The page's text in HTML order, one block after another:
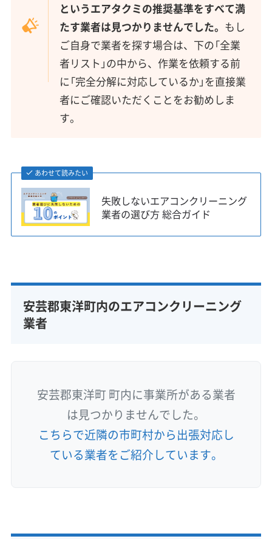
というエアタクミの推奨基準をすべて満
たす業者は見つかりませんでした。 もし
ご自身で業者を探す場合は、下の「全業
者リスト」の中から、作業を依頼する前
に「完全分解に対応しているか」を直接業
者にご確認いただくことをお勧めしま
す。
あわせて読みたい
失敗しないエアコンクリーニング
業者の選び方 総合ガイド
安芸郡東洋町内のエアコンクリーニング
業者
安芸郡東洋町 町内に事業所がある業者
は見つかりませんでした。
こちらで近隣の市町村から出張対応し
ている業者をご紹介しています。